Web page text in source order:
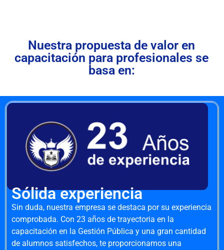
Nuestra propuesta de valor en
capacitación para profesionales se
basa en:
Sólida experiencia
Sin duda, nuestra empresa se destaca por su experiencia
comprobada. Con 23 años de trayectoria en la
capacitación en la Gestión Pública y una gran cantidad
de alumnos satisfechos, te proporcionamos una